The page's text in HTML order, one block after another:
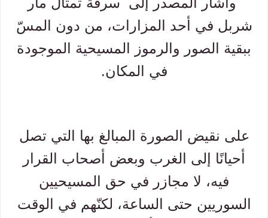
شربل في أحد المزارات، من دون المسّ
ببقية الصور والرموز المسيحية الموجودة
في المكان.
على نقيض الصورة المبالغ بها التي تصل
أحيانًا إلى الغرب وبعض أصحاب القرار
فيه، لا مجازر في حق المسيحيين
السوريين حتى الساعة، لكنّهم في الوقت